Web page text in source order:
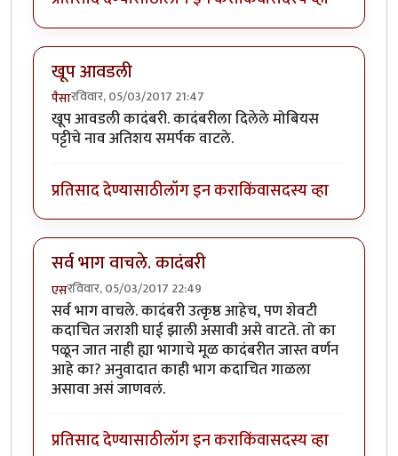
खूप आवडली
पैसारविवार, 05/03/2017 21:47
खूप आवडली कादंबरी. कादंबरीला दिलेले मोबियस
पट्टीचे नाव अतिशय समर्पक वाटले.
प्रतिसाद देण्यासाठीलॉग इन कराकिंवासदस्य व्हा
सर्व भाग वाचले. कादंबरी
एसरविवार, 05/03/2017 22:49
सर्व भाग वाचले. कादंबरी उत्कृष्ठ आहेच, पण शेवटी
कदाचित जराशी घाई झाली असावी असे वाटते. तो का
पळून जात नाही ह्या भागाचे मूळ कादंबरीत जास्त वर्णन
आहे का? अनुवादात काही भाग कदाचित गाळला
असावा असं जाणवलं.
प्रतिसाद देण्यासाठीलॉग इन कराकिंवासदस्य व्हा